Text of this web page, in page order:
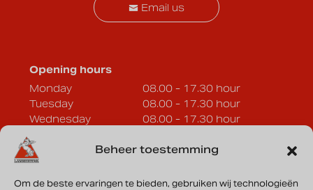
Beheer toestemming
Om de beste ervaringen te bieden, gebruiken wij technologieën
Opening hours
Monday
08.00 - 17.30 hour
Tuesday
08.00 - 17.30 hour
Wednesday
08.00 - 17.30 hour
Friday
08.00 - 17.30 hour
Saturday
Sunday
Closed
Email us